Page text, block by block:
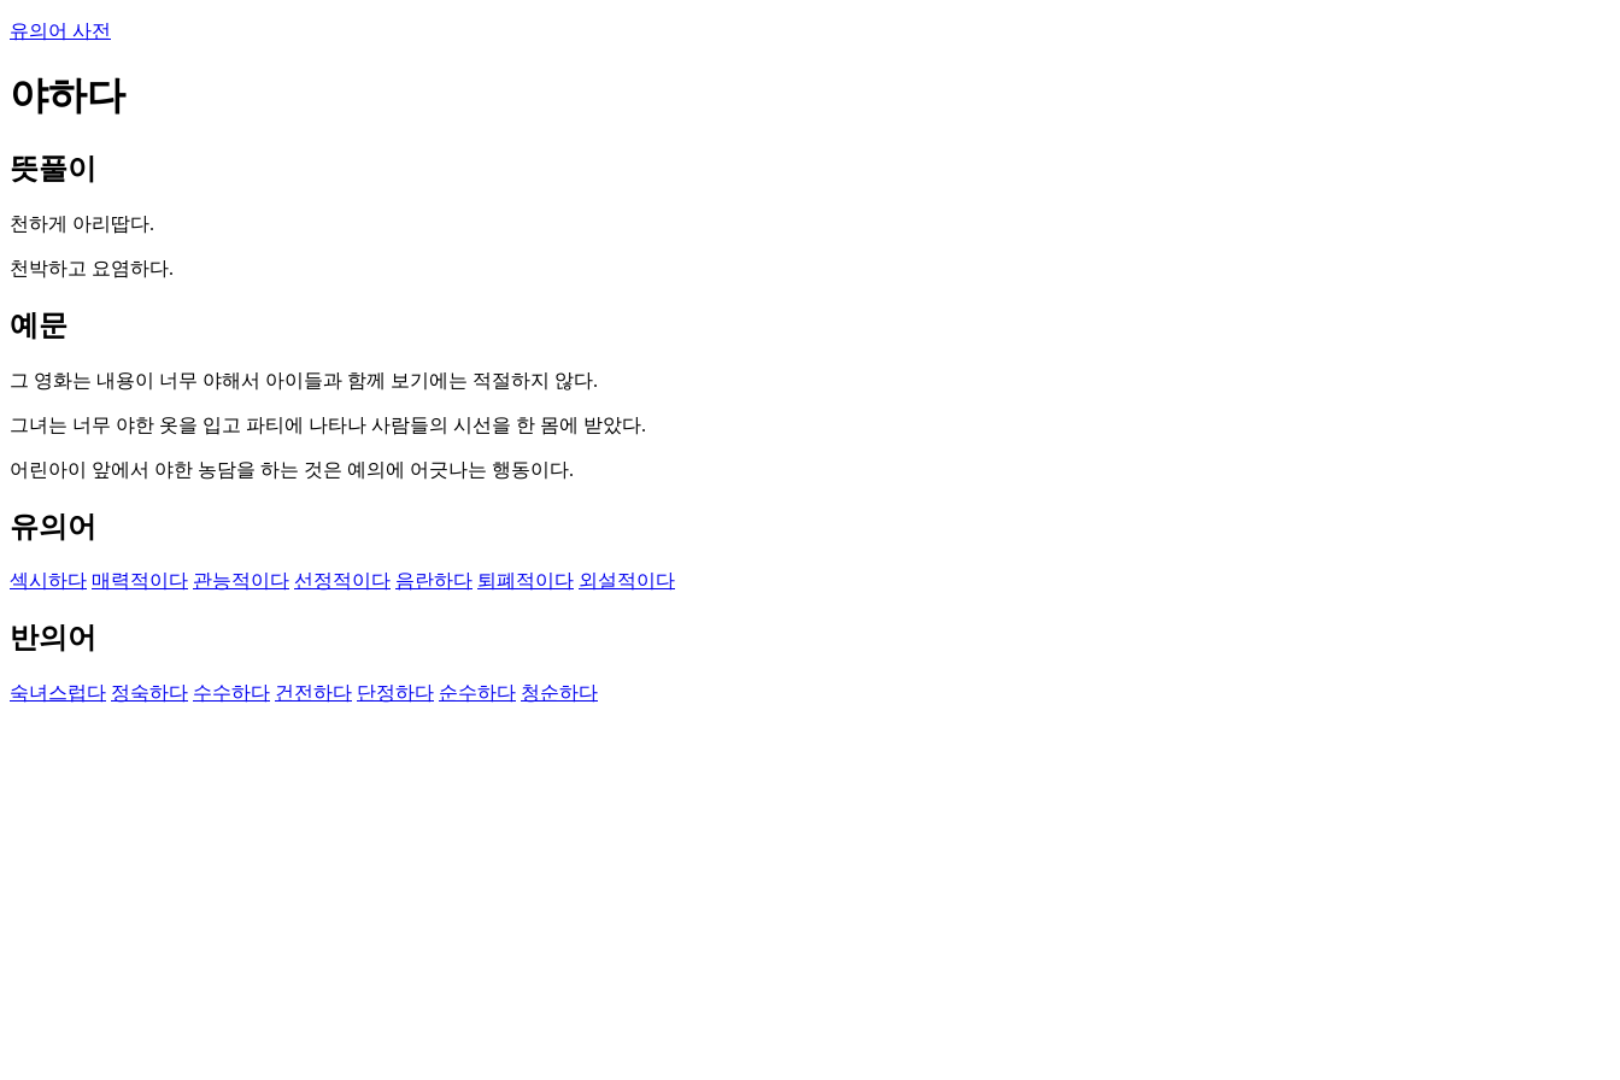
유의어 사전
야하다
뜻풀이
천하게 아리땁다.
천박하고 요염하다.
예문
그 영화는 내용이 너무 야해서 아이들과 함께 보기에는 적절하지 않다.
그녀는 너무 야한 옷을 입고 파티에 나타나 사람들의 시선을 한 몸에 받았다.
어린아이 앞에서 야한 농담을 하는 것은 예의에 어긋나는 행동이다.
유의어
섹시하다 매력적이다 관능적이다 선정적이다 음란하다 퇴폐적이다 외설적이다
반의어
숙녀스럽다 정숙하다 수수하다 건전하다 단정하다 순수하다 청순하다